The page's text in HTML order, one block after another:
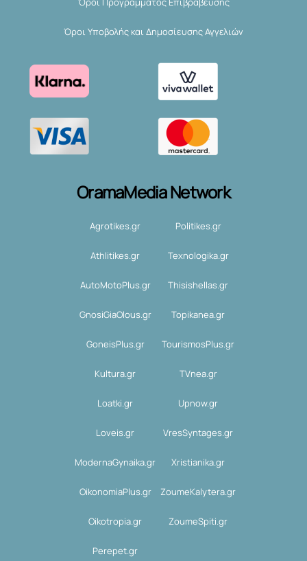
Όροι Υποβολής και Δημοσίευσης Αγγελιών
OramaMedia Network
Agrotikes.gr Politikes.gr
Athlitikes.gr Texnologika.gr
AutoMotoPlus.gr Thisishellas.gr
GnosiGiaOlous.gr Topikanea.gr
GoneisPlus.gr TourismosPlus.gr
Kultura.gr TVnea.gr
Loatki.gr Upnow.gr
Loveis.gr VresSyntages.gr
ModernaGynaika.gr Xristianika.gr
OikonomiaPlus.gr ZoumeKalytera.gr
Oikotropia.gr ZoumeSpiti.gr
Perepet.gr